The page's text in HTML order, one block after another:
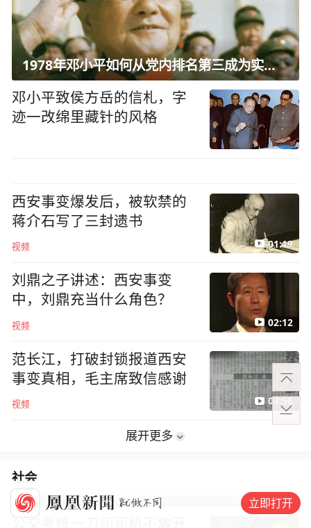
1978年邓小平如何从党内排名第三成为实际核心？
邓小平致侯方岳的信札，字
迹一改绵里藏针的风格
西安事变爆发后，被软禁的
蒋介石写了三封遗书
视频 01:19
刘鼎之子讲述：西安事变
中，刘鼎充当什么角色？
视频 02:12
范长江，打破封锁报道西安
事变真相，毛主席致信感谢
视频 03:56
展开更多
社会
立即打开